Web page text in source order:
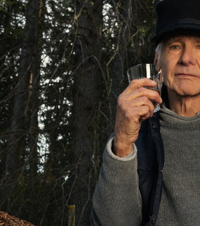
Pen Membership Magazine Official
Pen Meet Pen international Pen